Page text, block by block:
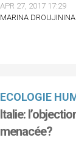
APR 27, 2017 17:29
MARINA DROUJININA
ECOLOGIE
Italie:
menacée?